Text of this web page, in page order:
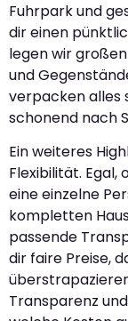
Fuhrpark und
dir einen
legen wir
und
verpacken alles
schonend nach
Ein weiteres
Flexibilität. Egal,
eine einzelne
kompletten
passende
dir faire Preise,
Transparenz